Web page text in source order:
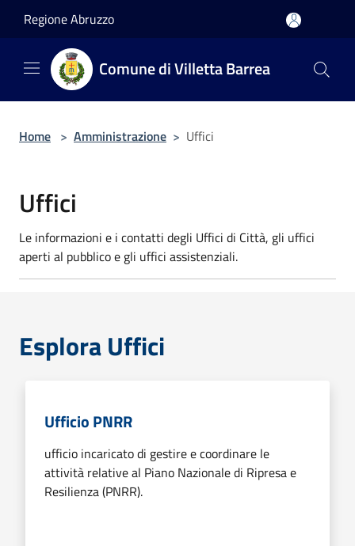
Regione Abruzzo
Comune di Villetta Barrea
Home > Amministrazione > Uffici
Uffici
Le informazioni e i contatti degli Uffici di Città, gli uffici
aperti al pubblico e gli uffici assistenziali.
Esplora Uffici
Ufficio PNRR
ufficio incaricato di gestire e coordinare le
attività relative al Piano Nazionale di Ripresa e
Resilienza (PNRR).